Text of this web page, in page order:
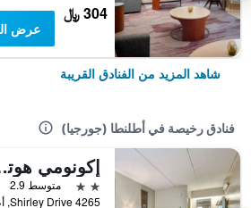
304 ﷼
عرض
شاهد المزيد من الفنادق القريبة
فنادق رخيصة في أطلنطا (جورجيا)
2 نجمتين
متوسط 2.9